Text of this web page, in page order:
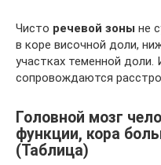
Чисто речевой зоны не
в коре височной доли,
участках теменной
сопровождаются
Головной мозг
функции, кора
(Таблица)